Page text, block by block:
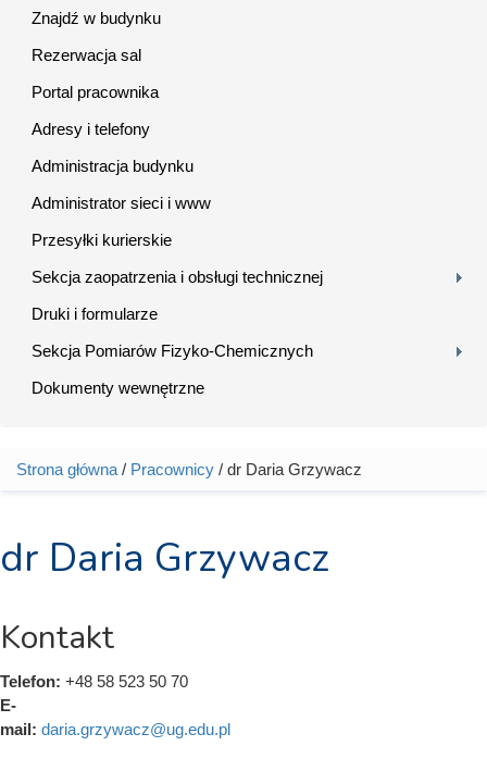
Znajdź w budynku
Rezerwacja sal
Portal pracownika
Adresy i telefony
Administracja budynku
Administrator sieci i www
Przesyłki kurierskie
Sekcja zaopatrzenia i obsługi technicznej
Druki i formularze
Sekcja Pomiarów Fizyko-Chemicznych
Dokumenty wewnętrzne
Jesteś tutaj
Strona główna / Pracownicy / dr Daria Grzywacz
dr Daria Grzywacz
Kontakt
Telefon: +48 58 523 50 70
E-
mail: daria.grzywacz@ug.edu.pl